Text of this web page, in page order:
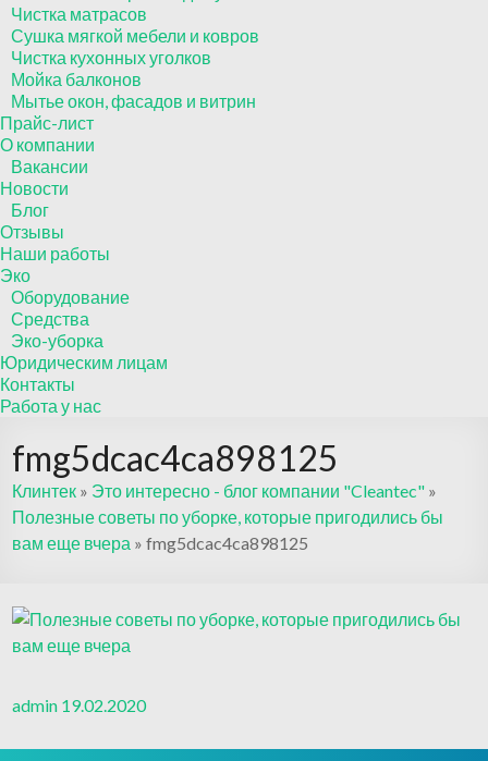
Чистка матрасов
Сушка мягкой мебели и ковров
Чистка кухонных уголков
Мойка балконов
Мытье окон, фасадов и витрин
Прайс-лист
О компании
Вакансии
Новости
Блог
Отзывы
Наши работы
Эко
Оборудование
Средства
Эко-уборка
Юридическим лицам
Контакты
Работа у нас
fmg5dcac4ca898125
Клинтек » Это интересно - блог компании "Cleantec" »
Полезные советы по уборке, которые пригодились бы
вам еще вчера »fmg5dcac4ca898125
admin 19.02.2020